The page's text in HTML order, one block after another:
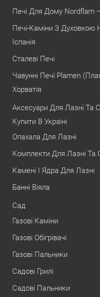
Печі Для Дому Nordflam
Печі-Каміни З Духовкою
Іспанія
Сталеві Печі
Чавунні Печі Plamen
Хорватія
Аксесуари Для Лазні Та
Купити В Україні
Опахала Для Лазні
Комплекти Для Лазні Та
Камені І Ядра Для Лазні
Банні Віяла
Сад
Газові Каміни
Газові Обігрівачі
Газові Пальники
Садові Грилі
Садові Пальники